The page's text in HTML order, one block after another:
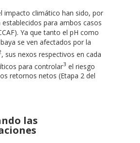
impacto climático han sido, por
para ambos casos
Ya que tanto el pH como
se ven afectados por la
, sus nexos respectivos en cada
para controlar3 el riesgo
retornos netos (Etapa 2 del
las